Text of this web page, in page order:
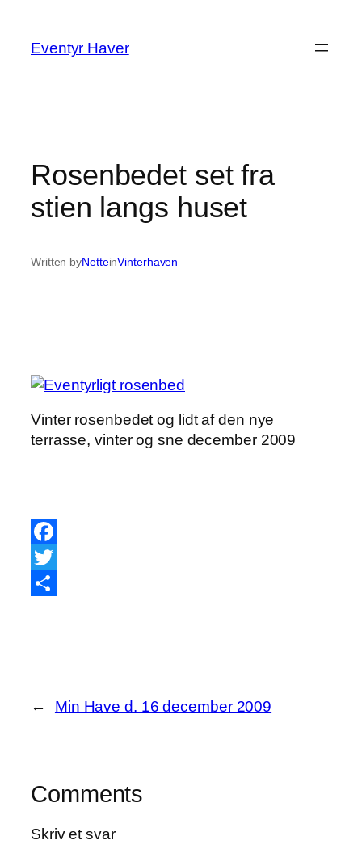
indhold
Eventyr Haver
Rosenbedet set fra
stien langs huset
Written byNetteinVinterhaven
Vinter rosenbedet og lidt af den nye
terrasse, vinter og sne december 2009
Facebook
Twitter
← Min Have d. 16 december 2009
Comments
Skriv et svar